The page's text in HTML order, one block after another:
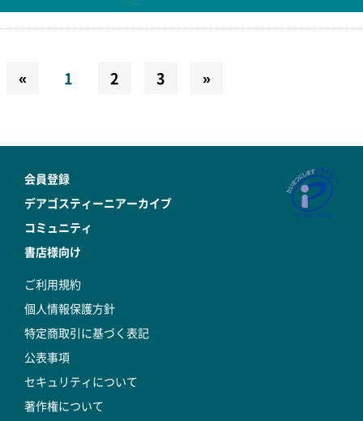
« 1 2 3 »
会員登録
デアゴスティーニアーカイブ
コミュニティ
書店様向け
ご利用規約
個人情報保護方針
特定商取引に基づく表記
公表事項
セキュリティについて
著作権について